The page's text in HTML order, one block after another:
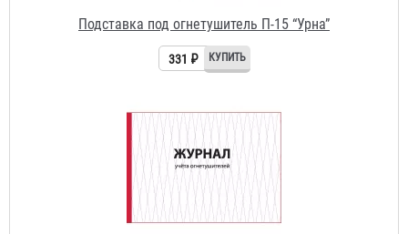
Журнал учета огнетушителей
156 ₽